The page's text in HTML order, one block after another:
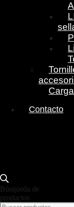
Contacto
Búsqueda de
productos